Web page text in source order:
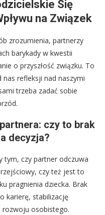
Się
na Związek
zrozumienia, partnerzy
barykady w kwestii
o przyszłość związku. To
refleksji nad naszymi
trzeba zadać sobie
czy to brak
decyzja?
tym, czy partner odczuwa
czy też jest to
pragnienia dziecka. Brak
karierę, stabilizację
rozwoju osobistego.